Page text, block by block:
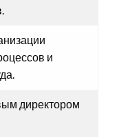
и
директором